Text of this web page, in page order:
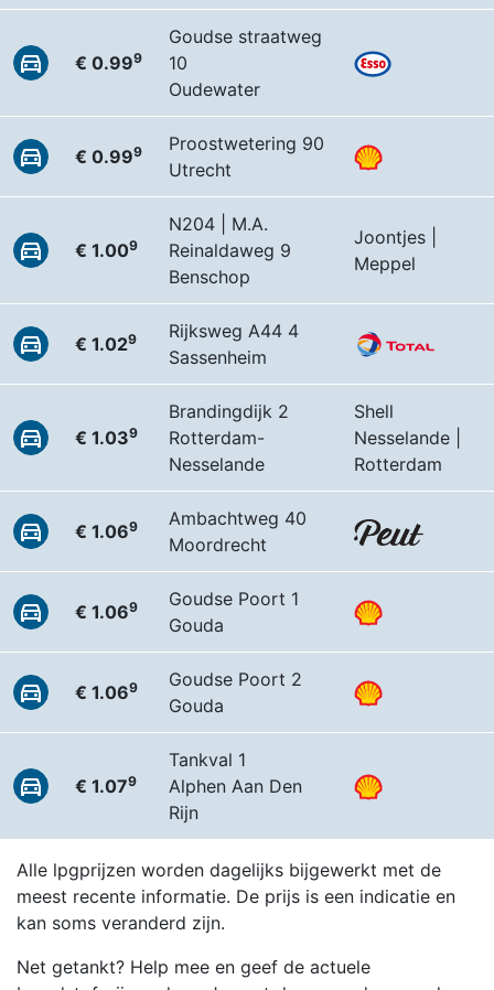
€ 0.999
Goudse straatweg
10
Oudewater
€ 0.999
Proostwetering 90
Utrecht
€ 1.009
N204 | M.A.
Reinaldaweg 9
Benschop
Joontjes |
Meppel
€ 1.029
Rijksweg A44 4
Sassenheim
€ 1.039
Brandingdijk 2
Rotterdam-
Nesselande
Shell
Nesselande |
Rotterdam
€ 1.069
Ambachtweg 40
Moordrecht
€ 1.069
Goudse Poort 1
Gouda
€ 1.069
Goudse Poort 2
Gouda
€ 1.079
Tankval 1
Alphen Aan Den
Rijn
Alle lpgprijzen worden dagelijks bijgewerkt met de
meest recente informatie. De prijs is een indicatie en
kan soms veranderd zijn.
Net getankt? Help mee en geef de actuele